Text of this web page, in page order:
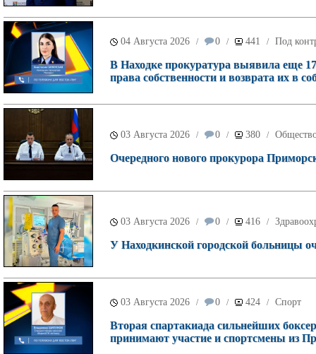
04 Августа 2026 / 0 / 441 / Под
В Находке прокуратура выявила еще
права собственности и возврата их в
03 Августа 2026 / 0 / 380 /
Очередного нового прокурора
03 Августа 2026 / 0 / 416 /
У Находкинской городской больницы
03 Августа 2026 / 0 / 424 / Спорт
Вторая спартакиада сильнейших
принимают участие и спортсмены из